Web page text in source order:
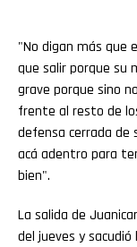
"No digan más que
que salir porque su
grave porque sino
frente al resto de
defensa cerrada de
acá adentro para
bien".
La salida de
del jueves y sacudió